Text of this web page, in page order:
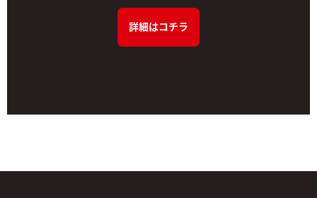
詳細はコチラ